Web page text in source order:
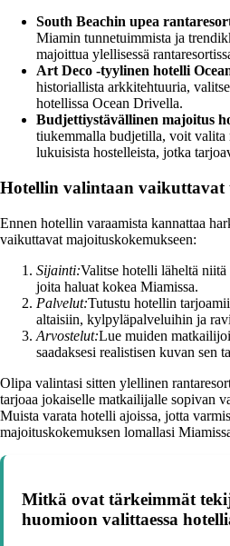
South Beachin upea
Miamin tunnetuimmista ja
majoittua ylellisessä
Art Deco -tyylinen hotelli
historiallista arkkitehtuuria,
hotellissa Ocean Drivella.
Budjettiystävällinen majoitus
tiukemmalla budjetilla, voit valita
lukuisista hostelleista, jotka
Hotellin valintaan vaikuttavat
Ennen hotellin varaamista kannattaa
vaikuttavat majoituskokemukseen:
Sijainti:Valitse hotelli läheltä
joita haluat kokea Miamissa.
Palvelut:Tutustu hotellin
altaisiin, kylpyläpalveluihin ja
Arvostelut:Lue muiden
saadaksesi realistisen kuvan sen
Olipa valintasi sitten ylellinen
tarjoaa jokaiselle matkailijalle sopivan
Muista varata hotelli ajoissa, jotta
majoituskokemuksen lomallasi
Mitkä ovat tärkeimmät
huomioon valittaessa